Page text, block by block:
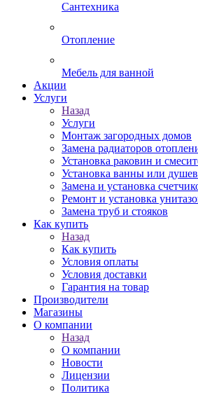
Сантехника
Отопление
Мебель для ванной
Акции
Услуги
Назад
Услуги
Монтаж загородных домов
Замена радиаторов
Установка раковин и
Установка ванны или
Замена и установка
Ремонт и установка
Замена труб и стояков
Как купить
Назад
Как купить
Условия оплаты
Условия доставки
Гарантия на товар
Производители
Магазины
О компании
Назад
О компании
Новости
Лицензии
Политика